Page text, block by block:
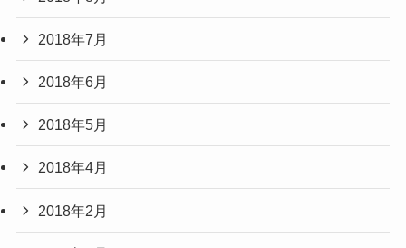
2018年7月
2018年6月
2018年5月
2018年4月
2018年2月